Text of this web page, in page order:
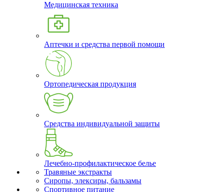
Медицинская техника
Аптечки и средства первой помощи
Ортопедическая продукция
Средства индивидуальной защиты
Лечебно-профилактическое белье
Травяные экстракты
Сиропы, элексиры, бальзамы
Спортивное питание